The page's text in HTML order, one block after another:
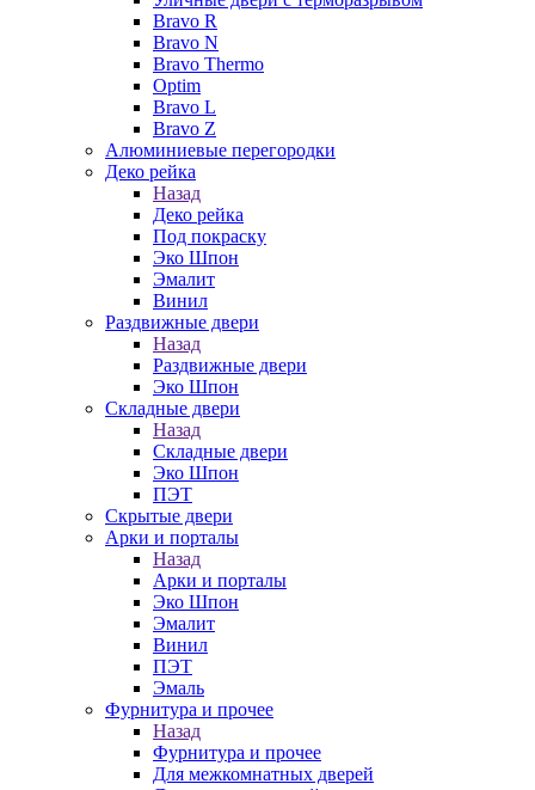
Bravo R
Bravo N
Bravo Thermo
Optim
Bravo L
Bravo Z
Алюминиевые перегородки
Деко рейка
Назад
Деко рейка
Под покраску
Эко Шпон
Эмалит
Винил
Раздвижные двери
Назад
Раздвижные двери
Эко Шпон
Складные двери
Назад
Складные двери
Эко Шпон
ПЭТ
Скрытые двери
Арки и порталы
Назад
Арки и порталы
Эко Шпон
Эмалит
Винил
ПЭТ
Эмаль
Фурнитура и прочее
Назад
Фурнитура и прочее
Для межкомнатных дверей